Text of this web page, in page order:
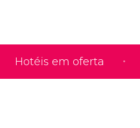
Hotéis em oferta